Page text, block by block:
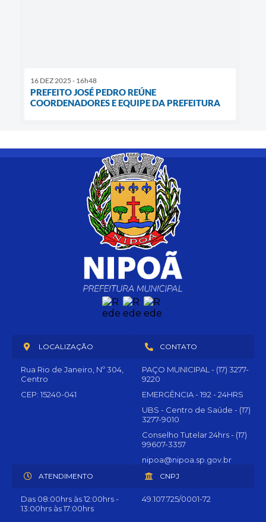
16 DEZ 2025 - 16h48
PREFEITO JOSÉ PEDRO REÚNE
COORDENADORES E EQUIPE DA PREFEITURA
LOCALIZAÇÃO
Rua Rio de Janeiro, Nº 304,
Centro
CEP: 15240-041
CONTATO
PAÇO MUNICIPAL - (17) 3277-
9220
EMERGÊNCIA - 192 - 24HRS
UBS - Centro de Saúde - (17)
3277-9010
Conselho Tutelar 24hrs - (17)
99607-3357
nipoa@nipoa.sp.gov.br
ATENDIMENTO
Das 08:00hrs às 12:00hrs -
13:00hrs às 17:00hrs
CNPJ
49.107.725/0001-72